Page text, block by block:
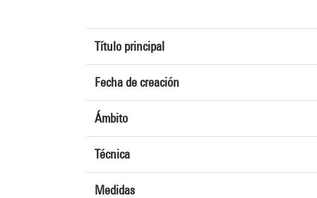
Título principal
Fecha de creación
Ámbito
Técnica
Medidas